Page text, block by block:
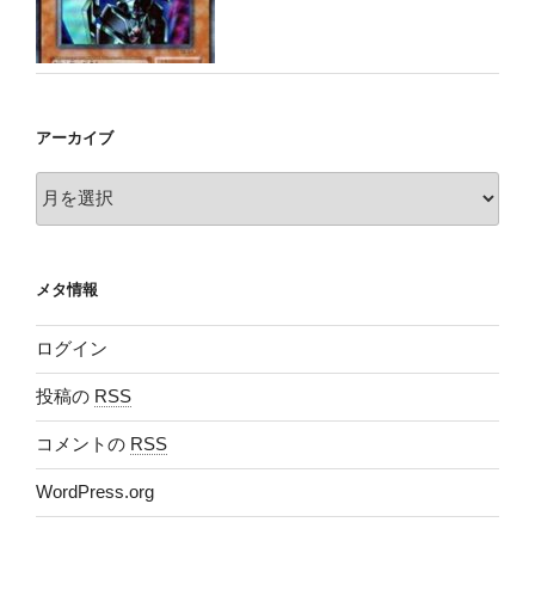
アーカイブ
ア
ブ
メタ情報
ログイン
投稿の RSS
コメントの RSS
WordPress.org